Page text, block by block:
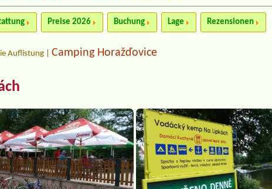
Preise 2026 Buchung Lage Rezensionen
Auflistung |Camping Horažďovice